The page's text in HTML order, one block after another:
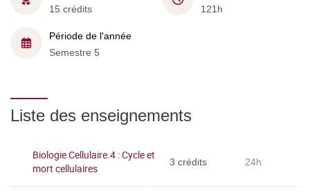
15 crédits
121h
Période de l'année
Semestre 5
Liste des enseignements
Biologie Cellulaire.4 : Cycle et
mort cellulaires
3 crédits 24h